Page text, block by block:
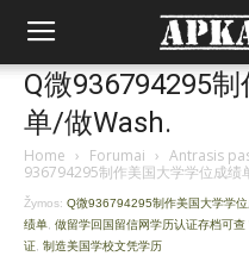
Q微936794295
单/做Wash.
Home › Forumai › Antrasis
936794295制作美国大学学位成绩
Žymos: Q微936794295制作美国大学学
绩单 做留学回国留信网学历认证存档可
证 制造美国学校文凭学历